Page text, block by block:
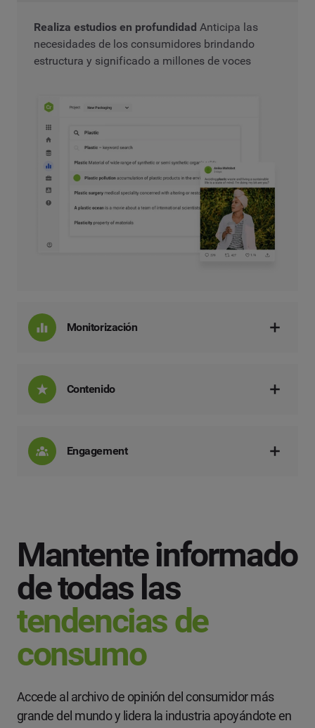
Realiza estudios en profundidad Anticipa las
necesidades de los consumidores brindando
estructura y significado a millones de voces
Monitorización
Contenido
Engagement
Mantente informado
de todas las
tendencias de
consumo
Accede al archivo de opinión del consumidor más
grande del mundo y lidera la industria apoyándote en